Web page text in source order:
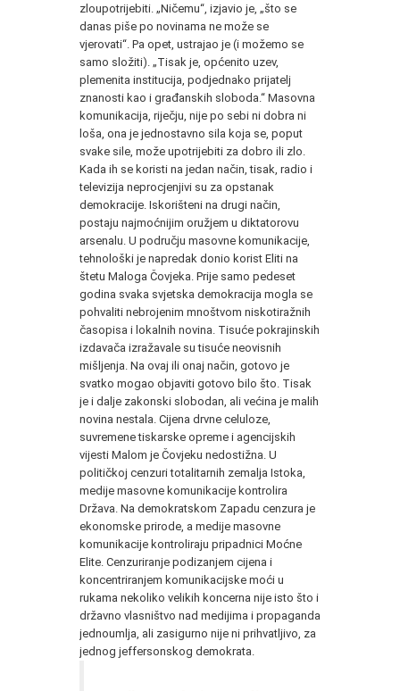
zloupotrijebiti. „Ničemu“, izjavio je, „što se
danas piše po novinama ne može se
vjerovati“. Pa opet, ustrajao je (i možemo se
samo složiti). „Tisak je, općenito uzev,
plemenita institucija, podjednako prijatelj
znanosti kao i građanskih sloboda.“ Masovna
komunikacija, riječju, nije po sebi ni dobra ni
loša, ona je jednostavno sila koja se, poput
svake sile, može upotrijebiti za dobro ili zlo.
Kada ih se koristi na jedan način, tisak, radio i
televizija neprocjenjivi su za opstanak
demokracije. Iskorišteni na drugi način,
postaju najmoćnijim oružjem u diktatorovu
arsenalu. U području masovne komunikacije,
tehnološki je napredak donio korist Eliti na
štetu Maloga Čovjeka. Prije samo pedeset
godina svaka svjetska demokracija mogla se
pohvaliti nebrojenim mnoštvom niskotiražnih
časopisa i lokalnih novina. Tisuće pokrajinskih
izdavača izražavale su tisuće neovisnih
mišljenja. Na ovaj ili onaj način, gotovo je
svatko mogao objaviti gotovo bilo što. Tisak
je i dalje zakonski slobodan, ali većina je malih
novina nestala. Cijena drvne celuloze,
suvremene tiskarske opreme i agencijskih
vijesti Malom je Čovjeku nedostižna. U
političkoj cenzuri totalitarnih zemalja Istoka,
medije masovne komunikacije kontrolira
Država. Na demokratskom Zapadu cenzura je
ekonomske prirode, a medije masovne
komunikacije kontroliraju pripadnici Moćne
Elite. Cenzuriranje podizanjem cijena i
koncentriranjem komunikacijske moći u
rukama nekoliko velikih koncerna nije isto što i
državno vlasništvo nad medijima i propaganda
jednoumlja, ali zasigurno nije ni prihvatljivo, za
jednog jeffersonskog demokrata.